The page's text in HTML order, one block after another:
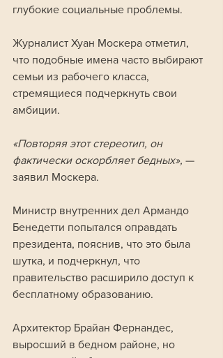
глубокие социальные проблемы.
Журналист Хуан Москера отметил,
что подобные имена часто выбирают
семьи из рабочего класса,
стремящиеся подчеркнуть свои
амбиции.
«Повторяя этот стереотип, он
фактически оскорбляет бедных», —
заявил Москера.
Министр внутренних дел Армандо
Бенедетти попытался оправдать
президента, пояснив, что это была
шутка, и подчеркнул, что
правительство расширило доступ к
бесплатному образованию.
Архитектор Брайан Фернандес,
выросший в бедном районе, но